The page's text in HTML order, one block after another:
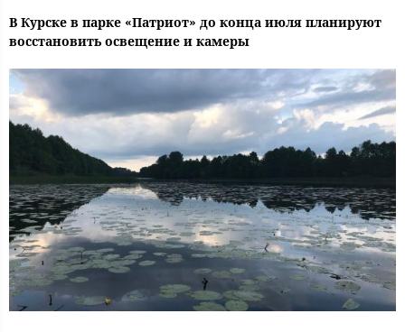
В Курске в парке «Патриот» до конца июля планируют
восстановить освещение и камеры